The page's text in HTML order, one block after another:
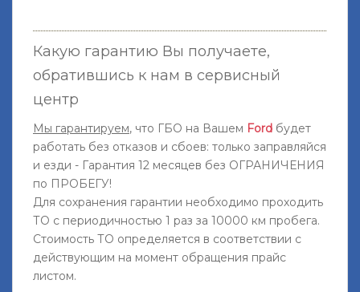
Какую гарантию Вы получаете,
обратившись к нам в сервисный
центр
Мы гарантируем, что ГБО на Вашем Ford будет
работать без отказов и сбоев: только заправляйся
и езди - Гарантия 12 месяцев без ОГРАНИЧЕНИЯ
по ПРОБЕГУ!
Для сохранения гарантии необходимо проходить
ТО с периодичностью 1 раз за 10000 км пробега.
Стоимость ТО определяется в соответствии с
действующим на момент обращения прайс
листом.